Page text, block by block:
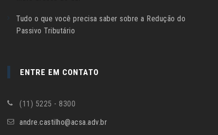
Tudo o que você precisa saber sobre a Redução do
Passivo Tributário
ENTRE EM CONTATO
(11) 5225 - 8300
andre.castilho@acsa.adv.br